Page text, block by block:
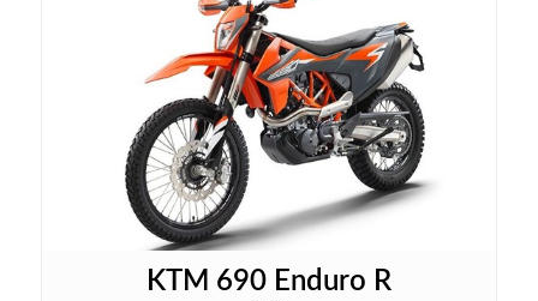
KTM 690 Enduro R